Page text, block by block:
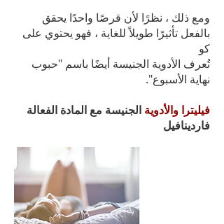
ومع ذلك ، نظرًا لأن قرصًا واحدًا يحقق
بالفعل تأثيرًا طويلاً للغاية ، فهو يحتوي على
كو
تُعرف الأدوية الجنيسة أيضًا باسم "حبوب
نهاية الأسبوع".
فيليترا والأدوية الجنيسة مع المادة الفعالة
فاردينافيل